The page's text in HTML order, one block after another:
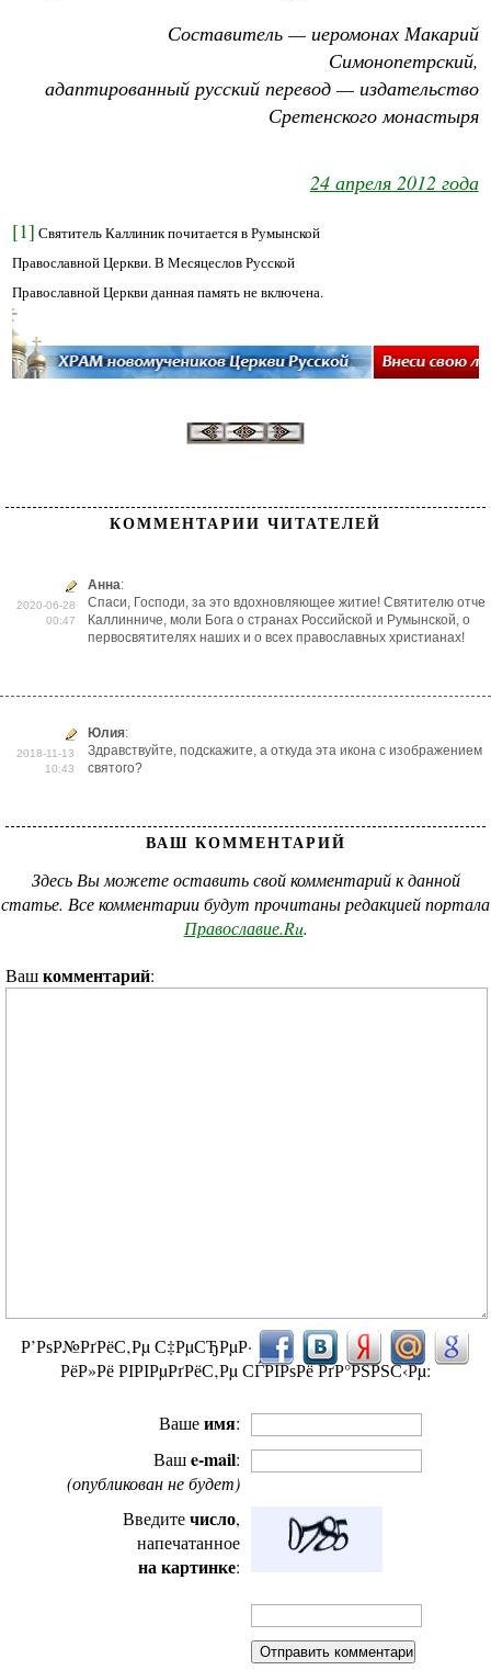
Составитель — иеромонах Макарий
Симонопетрский,
адаптированный русский перевод — издательство
Сретенского монастыря
24 апреля 2012 года
[1] Святитель Каллиник почитается в Румынской
Православной Церкви. В Месяцеслов Русской
Православной Церкви данная память не включена.
КОММЕНТАРИИ ЧИТАТЕЛЕЙ
2020-06-28
00:47
Анна:
Спаси, Господи, за это вдохновляющее житие! Святителю отче
Каллинниче, моли Бога о странах Российской и Румынской, о
первосвятителях наших и о всех православных христианах!
2018-11-13
10:43
Юлия:
Здравствуйте, подскажите, а откуда эта икона с изображением
святого?
ВАШ КОММЕНТАРИЙ
Здесь Вы можете оставить свой комментарий к данной
статье. Все комментарии будут прочитаны редакцией портала
Православие.Ru.
Вашкомментарий:
Р’РѕР№РґРёС‚Рµ С‡РµСЂРµР·
РёР»Рё РІРІРµРґРёС‚Рµ СЃРІРѕРё РґР°РЅРЅС‹Рµ:
Вашеимя:
Вашe-mail:
(опубликован не будет)
Введитечисло,
напечатанное
на картинке: